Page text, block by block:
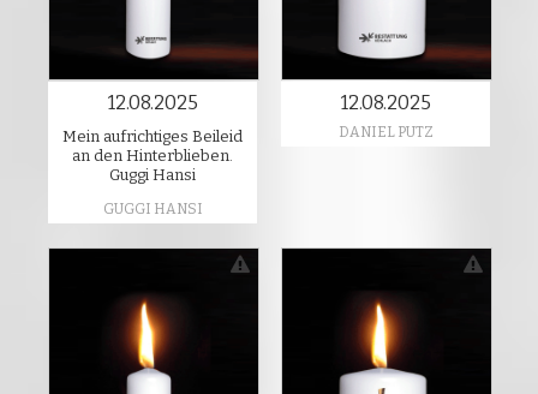
12.08.2025
Mein aufrichtiges Beileid
an den Hinterblieben.
Guggi Hansi
GUGGI HANSI
12.08.2025
DANIEL PUTZ